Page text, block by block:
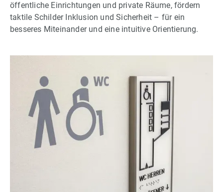
öffentliche Einrichtungen und private Räume, fördern
taktile Schilder Inklusion und Sicherheit – für ein
besseres Miteinander und eine intuitive Orientierung.